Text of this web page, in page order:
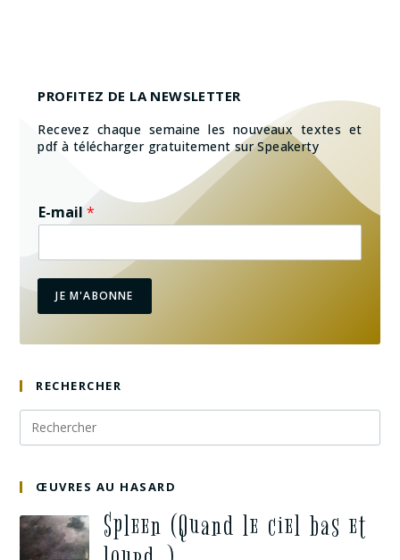
PROFITEZ DE LA NEWSLETTER
Recevez chaque semaine les nouveaux textes et
pdf à télécharger gratuitement sur Speakerty
E-mail*
JE M'ABONNE
RECHERCHER
ŒUVRES AU HASARD
Spleen (Quand le ciel bas et